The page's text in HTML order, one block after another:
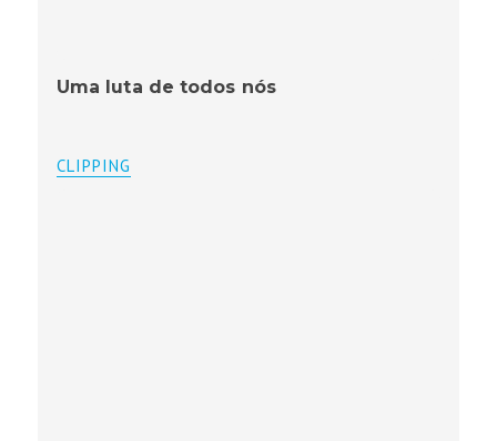
Uma luta de todos nós
CLIPPING